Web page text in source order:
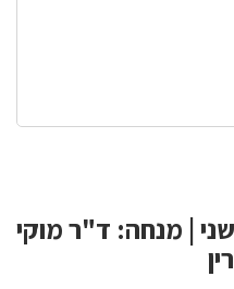
מושב שני | מנחה: ד"ר מוקי